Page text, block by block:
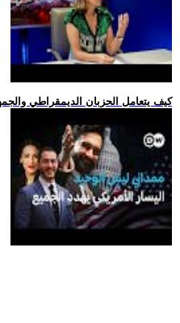
.. كيف يتعامل الحزبان الديمقراطي